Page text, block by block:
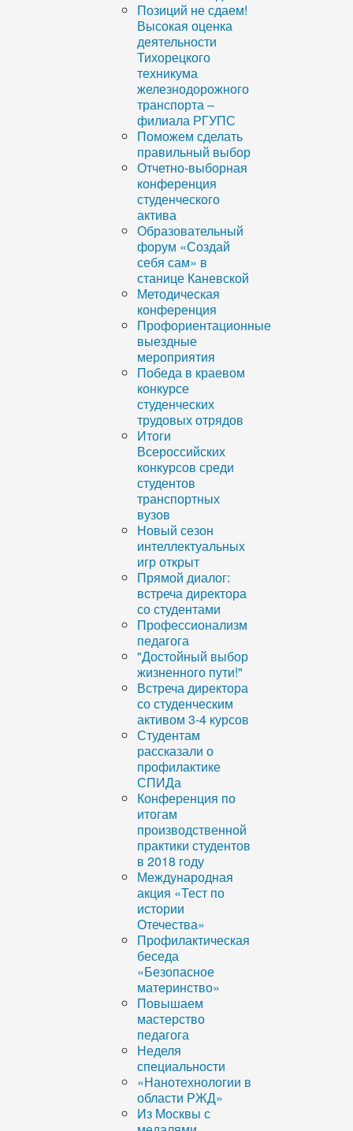
Позиций не сдаем!
Высокая оценка
деятельности
Тихорецкого
техникума
железнодорожного
транспорта –
филиала РГУПС
Поможем сделать
правильный выбор
Отчетно-выборная
конференция
студенческого
актива
Образовательный
форум «Создай
себя сам» в
станице Каневской
Методическая
конференция
Профориентационные
выездные
мероприятия
Победа в краевом
конкурсе
студенческих
трудовых отрядов
Итоги
Всероссийских
конкурсов среди
студентов
транспортных
вузов
Новый сезон
интеллектуальных
игр открыт
Прямой диалог:
встреча директора
со студентами
Профессионализм
педагога
"Достойный выбор
жизненного пути!"
Встреча директора
со студенческим
активом 3-4 курсов
Студентам
рассказали о
профилактике
СПИДа
Конференция по
итогам
производственной
практики студентов
в 2018 году
Международная
акция «Тест по
истории
Отечества»
Профилактическая
беседа
«Безопасное
материнство»
Повышаем
мастерство
педагога
Неделя
специальности
«Нанотехнологии в
области РЖД»
Из Москвы с